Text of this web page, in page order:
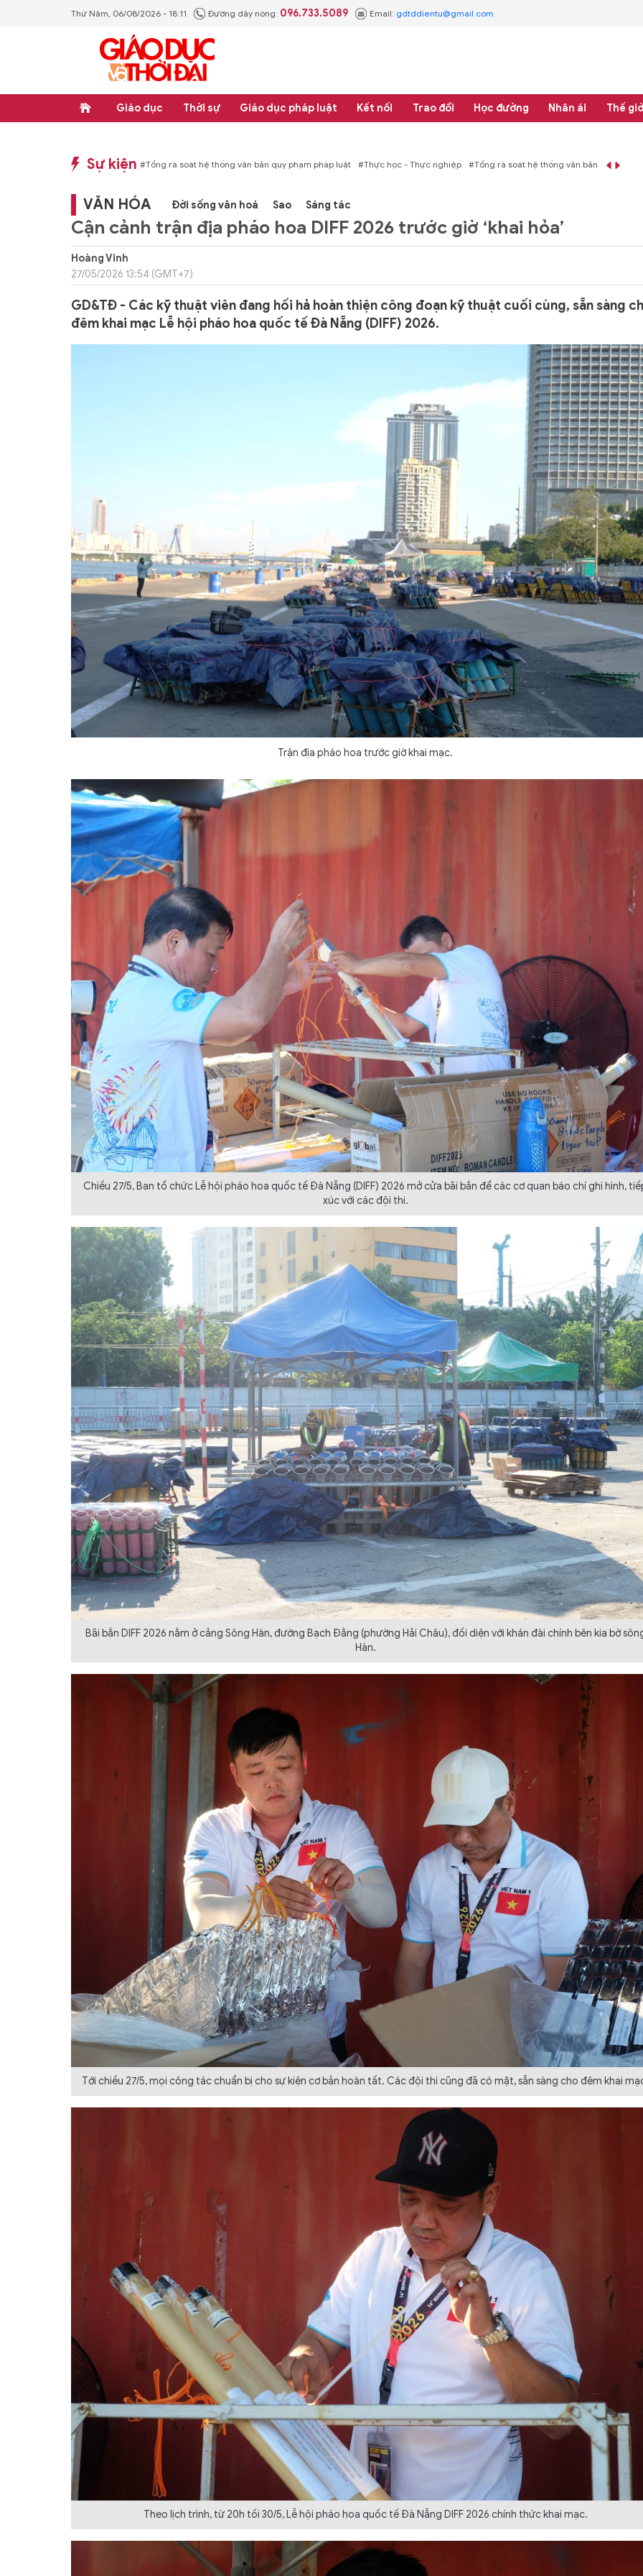
Thứ Năm, 06/08/2026 - 18:11 Đường dây nóng: 096.733.5089 Email: gdtddientu@gmail.com
Giáo dục Thời sự Giáo dục pháp luật Kết nối Trao đổi Học đường Nhân ái Thế
Sự kiện
#Tổng rà soát hệ thống văn bản quy phạm pháp luật #Thực học - Thực nghiệp #Tổng rà soát hệ thống văn bản quy phạm pháp luật
VĂN HÓA Đời sống văn hoá Sao Sáng tác
Cận cảnh trận địa pháo hoa DIFF 2026 trước giờ ‘khai hỏa’
Hoàng Vinh
27/05/2026 13:54 (GMT+7)
GD&TĐ - Các kỹ thuật viên đang hối hả hoàn thiện công đoạn kỹ thuật cuối cùng, sẵn sàng
đêm khai mạc Lễ hội pháo hoa quốc tế Đà Nẵng (DIFF) 2026.
Trận địa pháo hoa trước giờ khai mạc.
Chiều 27/5, Ban tổ chức Lễ hội pháo hoa quốc tế Đà Nẵng (DIFF) 2026 mở cửa bãi bắn để các cơ quan báo chí ghi hình,
xúc với các đội thi.
Bãi bắn DIFF 2026 nằm ở cảng Sông Hàn, đường Bạch Đằng (phường Hải Châu), đối diện với khán đài chính bên kia bờ
Hàn.
Tới chiều 27/5, mọi công tác chuẩn bị cho sự kiện cơ bản hoàn tất. Các đội thi cũng đã có mặt, sẵn sàng cho đêm khai
Theo lịch trình, từ 20h tối 30/5, Lễ hội pháo hoa quốc tế Đà Nẵng DIFF 2026 chính thức khai mạc.